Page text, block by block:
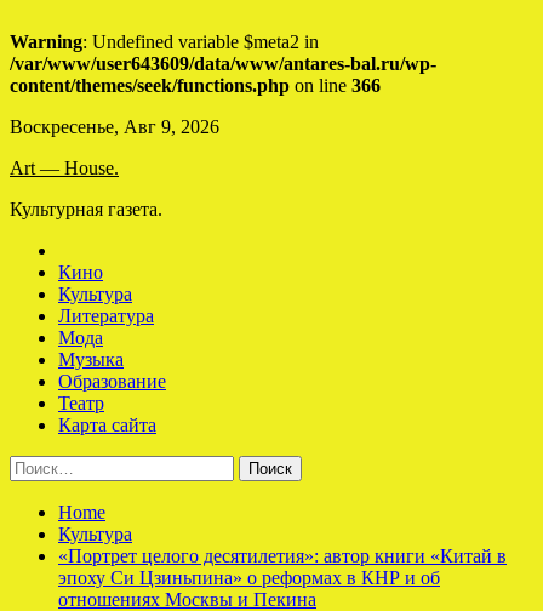
Warning: Undefined variable $meta2 in
/var/www/user643609/data/www/antares-bal.ru/wp-
content/themes/seek/functions.php on line 366
Skip
content
Воскресенье, Авг 9, 2026
Art — House.
Культурная газета.
Кино
Культура
Литература
Мода
Музыка
Образование
Театр
Карта сайта
Найти:
Home
Культура
«Портрет целого десятилетия»: автор книги «Китай в
эпоху Си Цзиньпина» о реформах в КНР и об
отношениях Москвы и Пекина